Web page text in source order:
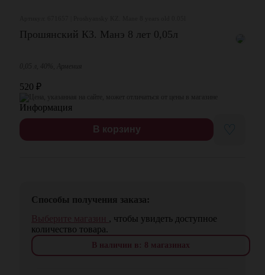
Прошянский КЗ. Манэ 8 лет 0,05л
520 ₽
В корзину ♡
Способы получения заказа:
Выберите магазин , чтобы увидеть доступное
количество товара.
В наличии в: 8 магазинах